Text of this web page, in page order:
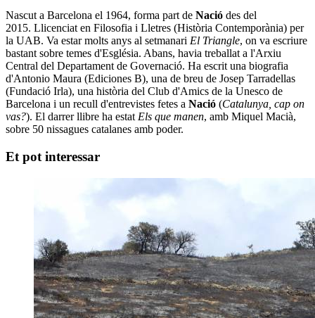
Nascut a Barcelona el 1964, forma part de Nació des del
2015. Llicenciat en Filosofia i Lletres (Història Contemporània) per
la UAB. Va estar molts anys al setmanari El Triangle, on va escriure
bastant sobre temes d'Església. Abans, havia treballat a l'Arxiu
Central del Departament de Governació. Ha escrit una biografia
d'Antonio Maura (Ediciones B), una de breu de Josep Tarradellas
(Fundació Irla), una història del Club d'Amics de la Unesco de
Barcelona i un recull d'entrevistes fetes a Nació (Catalunya, cap on
vas?). El darrer llibre ha estatEls que manen, amb Miquel Macià,
sobre 50 nissagues catalanes amb poder.
Et pot interessar